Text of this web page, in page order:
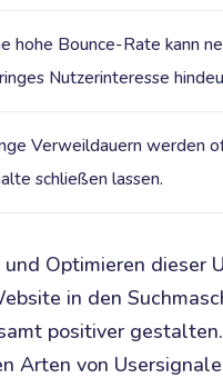
hohe Bounce-Rate kann
Nutzerinteresse
Verweildauern werden
schließen lassen.
Optimieren dieser
in den
positiver
Arten von